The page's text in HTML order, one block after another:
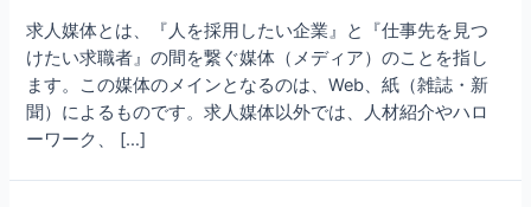
求人媒体とは、『人を採用したい企業』と『仕事先を見つ
けたい求職者』の間を繋ぐ媒体（メディア）のことを指し
ます。この媒体のメインとなるのは、Web、紙（雑誌・新
聞）によるものです。求人媒体以外では、人材紹介やハロ
ーワーク、 […]